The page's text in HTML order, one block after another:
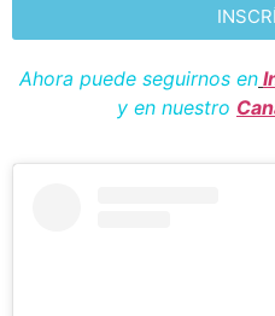
Ahora puede seguirnos en
y en nuestro